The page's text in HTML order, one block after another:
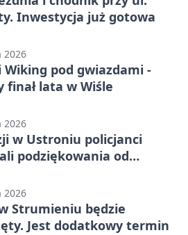
Inwestycja już gotowa
2026
pod gwiazdami -
finał lata w Wiśle
2026
w Ustroniu policjanci
podziękowania od
2026
w Strumieniu będzie
Jest dodatkowy termin